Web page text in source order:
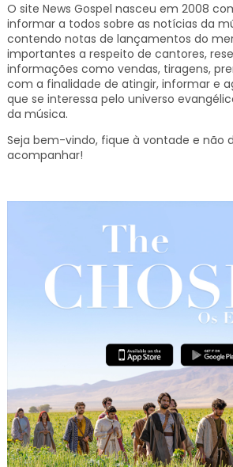
O site News Gospel nasceu em 2008
informar a todos sobre as notícias da
contendo notas de lançamentos do
importantes a respeito de cantores,
informações como vendas, tiragens,
com a finalidade de atingir, informar e
que se interessa pelo universo
da música.
Seja bem-vindo, fique à vontade e não
acompanhar!